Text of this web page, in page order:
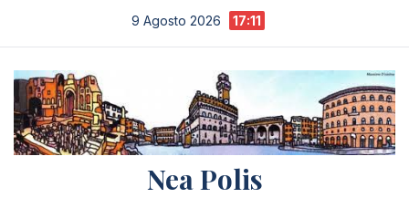
contenuto
9 Agosto 2026 17:11
Nea Polis